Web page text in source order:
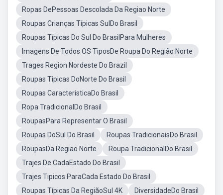
Ropas DePessoas Descolada Da Regiao Norte
Roupas Crianças Típicas SulDo Brasil
Roupas Típicas Do Sul Do BrasilPara Mulheres
Imagens De Todos OS TiposDe Roupa Do Região Norte
Trages Region Nordeste Do Brazil
Roupas Tipicas DoNorte Do Brasil
Roupas CaracteristicaDo Brasil
Ropa TradicionalDo Brasil
RoupasPara Representar O Brasil
Roupas DoSul Do Brasil
Roupas TradicionaisDo Brasil
RoupasDa Regiao Norte
Roupa TradicionalDo Brasil
Trajes De CadaEstado Do Brasil
Trajes Tipicos ParaCada Estado Do Brasil
Roupas Típicas Da RegiãoSul 4K
DiversidadeDo Brasil